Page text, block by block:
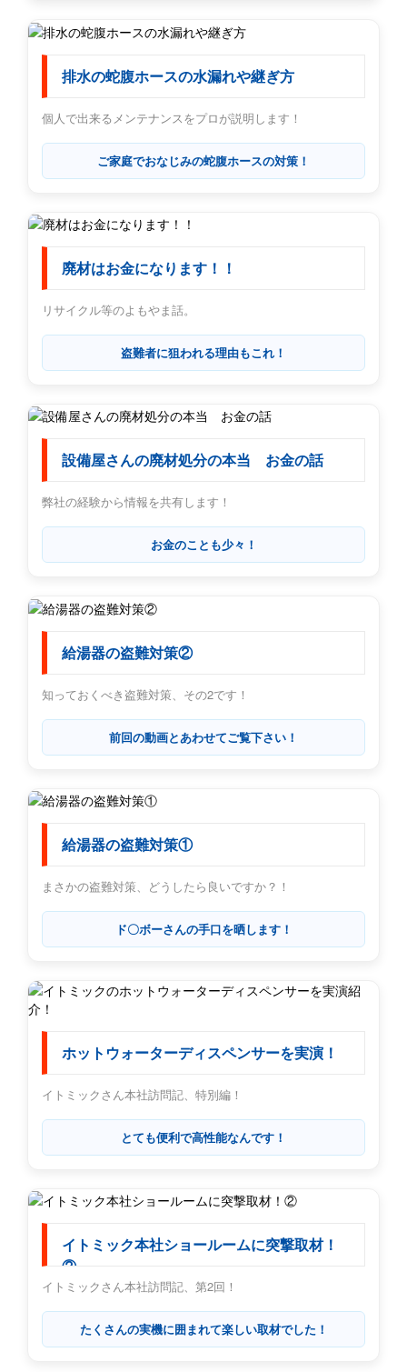
排水の蛇腹ホースの水漏れや継ぎ方
個人で出来るメンテナンスをプロが説明します！
ご家庭でおなじみの蛇腹ホースの対策！
廃材はお金になります！！
リサイクル等のよもやま話。
盗難者に狙われる理由もこれ！
設備屋さんの廃材処分の本当 お金の話
弊社の経験から情報を共有します！
お金のことも少々！
給湯器の盗難対策②
知っておくべき盗難対策、その2です！
前回の動画とあわせてご覧下さい！
給湯器の盗難対策①
まさかの盗難対策、どうしたら良いですか？！
ド〇ボーさんの手口を晒します！
ホットウォーターディスペンサーを実演！
イトミックさん本社訪問記、特別編！
とても便利で高性能なんです！
イトミック本社ショールームに突撃取材！
②
イトミックさん本社訪問記、第2回！
たくさんの実機に囲まれて楽しい取材でした！